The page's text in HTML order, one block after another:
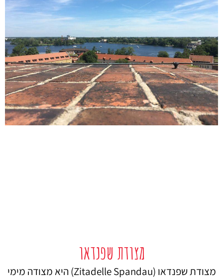
מצודת שפנדאו
מצודת שפנדאו (Zitadelle Spandau) היא מצודה מימי